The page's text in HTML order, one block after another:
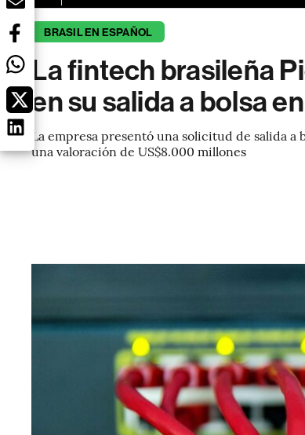
BRASIL EN ESPAÑOL
La fintech brasileña
en su salida a bolsa
La empresa presentó una solicitud de salida a
una valoración de US$8.000 millones